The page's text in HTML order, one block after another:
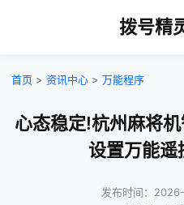
拨号精
首页 > 资讯中心 > 万能程序
心态稳定!杭州麻将
设置万能
发布时间：